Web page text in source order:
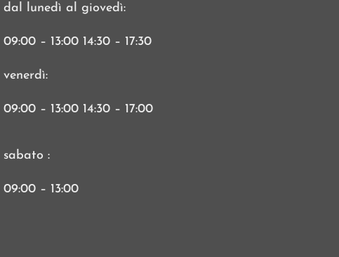
dal lunedì al giovedì:
09:00 – 13:00 14:30 – 17:30
venerdì:
09:00 – 13:00 14:30 – 17:00
sabato :
09:00 – 13:00